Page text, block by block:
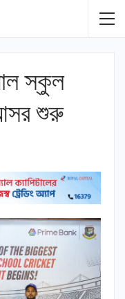
স্কুল
শুরু